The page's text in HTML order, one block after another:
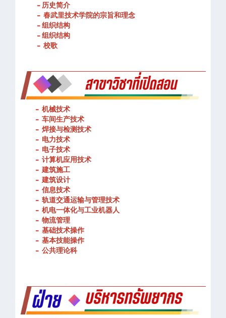
- 历史简介
- 春武里技术学院的宗旨和理念
- 组织结构
- 组织结构
- 校歌
- 机械技术
- 车间生产技术
- 焊接与检测技术
- 电力技术
- 电子技术
- 计算机应用技术
-建筑施工
-建筑设计
- 信息技术
- 轨道交通运输与管理技术
- 机电一体化与工业机器人
- 物流管理
- 基础技术操作
- 基本技能操作
- 公共理论科